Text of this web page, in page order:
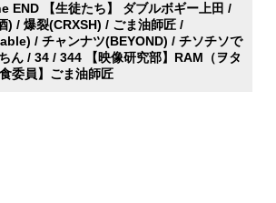
END 【生徒たち】 ダブルボギー上田 /
) / 爆裂(CRXSH) / ごま油師匠 /
/ チャンナツ(BEYOND) / チソチソで
ん / 34 / 344 【映像研究部】RAM（ヲタ
委員】ごま油師匠